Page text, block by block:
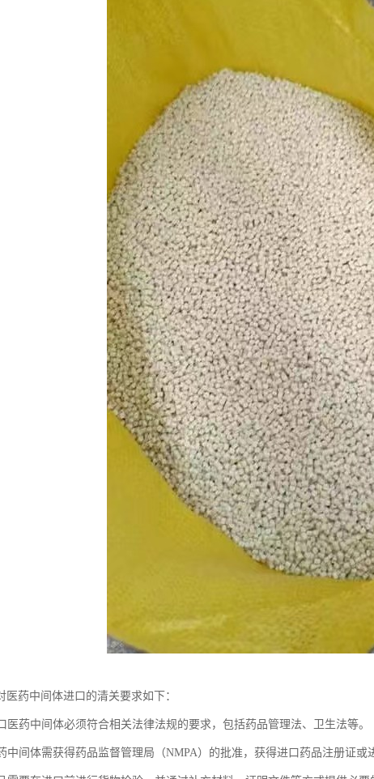
医药中间体进口的清关要求如下：
医药中间体必须符合相关法律法规的要求，包括药品管理法、卫生法等。
中间体需获得药品监督管理局（NMPA）的批准，获得进口药品注册证或